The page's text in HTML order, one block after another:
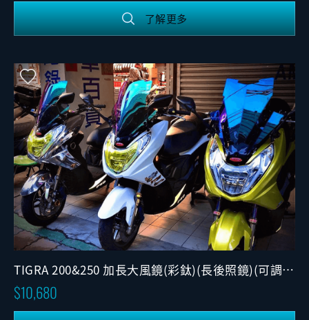
了解更多
TIGRA 200&250 加長大風鏡(彩鈦)(長後照鏡)(可調
版)10,680